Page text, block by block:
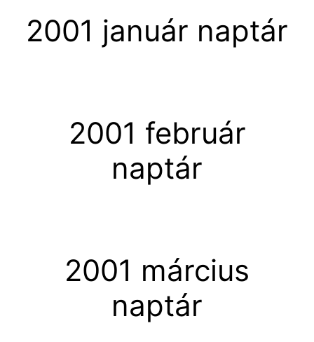
2001 január naptár
2001 február
naptár
2001 március
naptár